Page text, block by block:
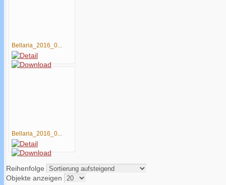
Bellaria_2016_0...
Bellaria_2016_0...
Reihenfolge
Objekte anzeigen